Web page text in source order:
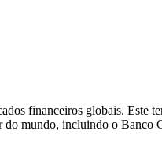
financeiros globais. Este
mundo, incluindo o